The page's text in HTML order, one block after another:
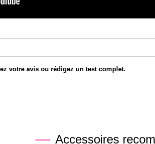
votre avis ou rédigez un test complet.
Accessoires